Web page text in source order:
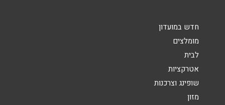
חדש במועדון
מומלצים
לבית
אטרקציות
שופינג וצרכנות
מזון